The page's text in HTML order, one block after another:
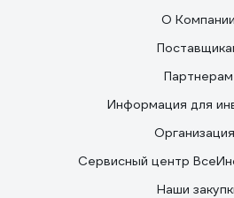
О Компании
Партнерам
Информация для
Сервисный центр
Наши